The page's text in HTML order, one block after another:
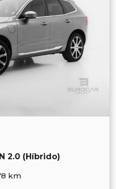
2.0 (Híbrido)
km